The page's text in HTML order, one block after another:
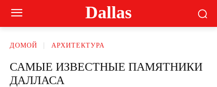
Dallas
ДОМОЙ АРХИТЕКТУРА
САМЫЕ ИЗВЕСТНЫЕ ПАМЯТНИКИ
ДАЛЛАСА